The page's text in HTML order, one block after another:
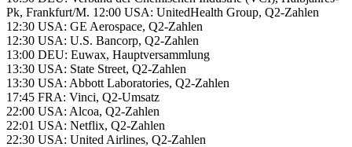
Pk, Frankfurt/M. 12:00 USA: UnitedHealth Group, Q2-Zahlen
12:30 USA: GE Aerospace, Q2-Zahlen
12:30 USA: U.S. Bancorp, Q2-Zahlen
13:00 DEU: Euwax, Hauptversammlung
13:30 USA: State Street, Q2-Zahlen
13:30 USA: Abbott Laboratories, Q2-Zahlen
17:45 FRA: Vinci, Q2-Umsatz
22:00 USA: Alcoa, Q2-Zahlen
22:01 USA: Netflix, Q2-Zahlen
22:30 USA: United Airlines, Q2-Zahlen